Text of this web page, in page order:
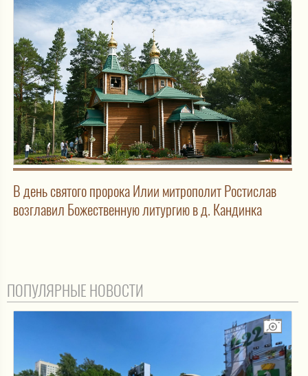
В день святого пророка Илии митрополит Ростислав
возглавил Божественную литургию в д. Кандинка
ПОПУЛЯРНЫЕ НОВОСТИ